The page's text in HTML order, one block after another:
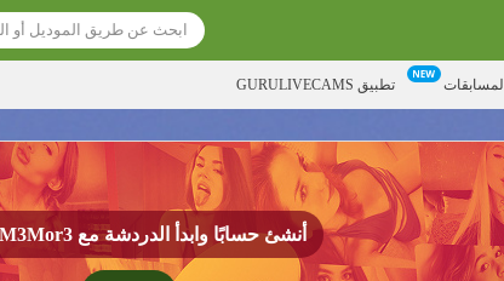
المسابقات تطبيق GURULIVECAMS
أنشئ حسابًا وابدأ الدردشة مع